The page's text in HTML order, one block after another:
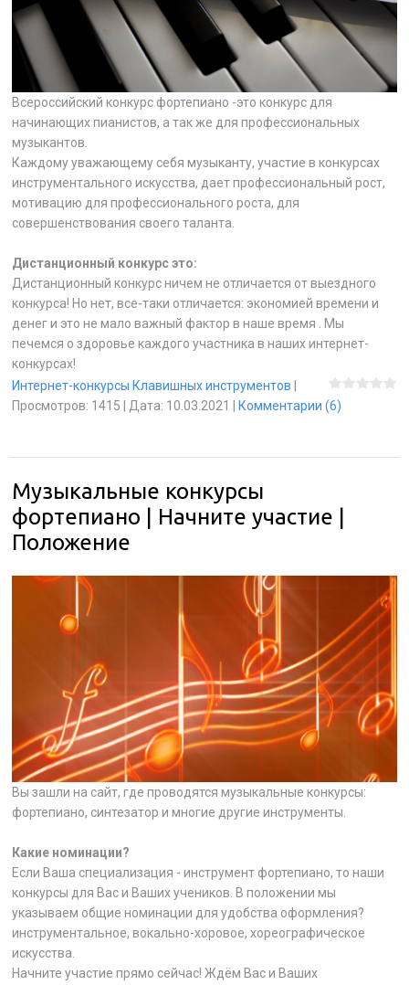
Всероссийский конкурс фортепиано -это конкурс для
начинающих пианистов, а так же для профессиональных
музыкантов.
Каждому уважающему себя музыканту, участие в конкурсах
инструментального искусства, дает профессиональный рост,
мотивацию для профессионального роста, для
совершенствования своего таланта.
Дистанционный конкурс это:
Дистанционный конкурс ничем не отличается от выездного
конкурса! Но нет, все-таки отличается: экономией времени и
денег и это не мало важный фактор в наше время . Мы
печемся о здоровье каждого участника в наших интернет-
конкурсах!
Интернет-конкурсы Клавишных инструментов
Просмотров: 1415 Дата: 10.03.2021 Комментарии (6)
Музыкальные конкурсы
фортепиано | Начните участие |
Положение
Вы зашли на сайт, где проводятся музыкальные конкурсы:
фортепиано, синтезатор и многие другие инструменты.
Какие номинации?
Если Ваша специализация - инструмент фортепиано, то наши
конкурсы для Вас и Ваших учеников. В положении мы
указываем общие номинации для удобства оформления?
инструментальное, вокально-хоровое, хореографическое
искусства.
Начните участие прямо сейчас! Ждём Вас и Ваших